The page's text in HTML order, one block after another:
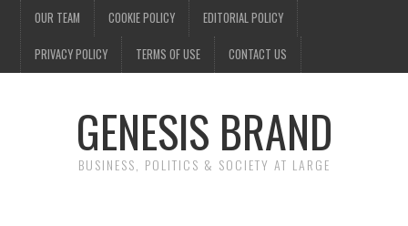
OUR TEAM COOKIE POLICY EDITORIAL POLICY
PRIVACY POLICY TERMS OF USE CONTACT US
GENESIS BRAND
BUSINESS, POLITICS & SOCIETY AT LARGE